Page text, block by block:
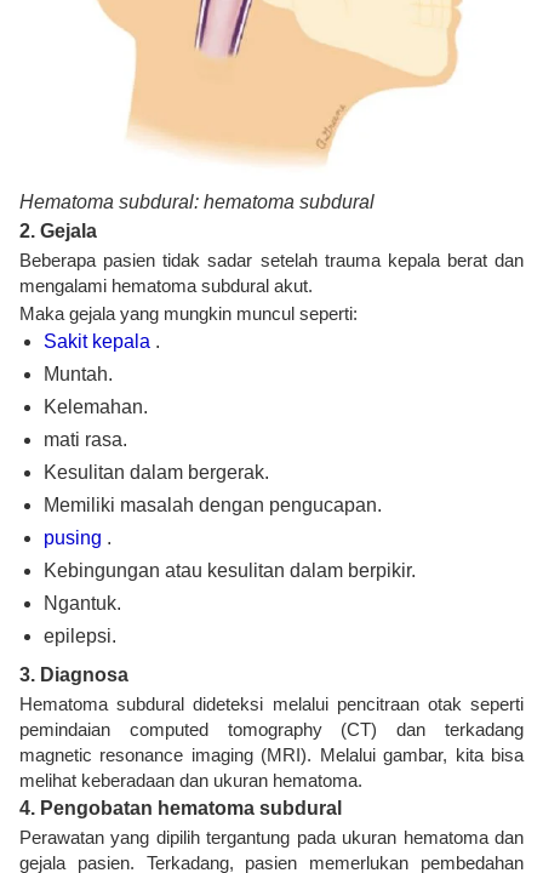
Hematoma subdural: hematoma subdural
2. Gejala
Beberapa pasien tidak sadar setelah trauma kepala berat dan
mengalami hematoma subdural akut.
Maka gejala yang mungkin muncul seperti:
Sakit kepala .
Muntah.
Kelemahan.
mati rasa.
Kesulitan dalam bergerak.
Memiliki masalah dengan pengucapan.
pusing .
Kebingungan atau kesulitan dalam berpikir.
Ngantuk.
epilepsi.
3. Diagnosa
Hematoma subdural dideteksi melalui pencitraan otak seperti
pemindaian computed tomography (CT) dan terkadang
magnetic resonance imaging (MRI). Melalui gambar, kita bisa
melihat keberadaan dan ukuran hematoma.
4. Pengobatan hematoma subdural
Perawatan yang dipilih tergantung pada ukuran hematoma dan
gejala pasien. Terkadang, pasien memerlukan pembedahan